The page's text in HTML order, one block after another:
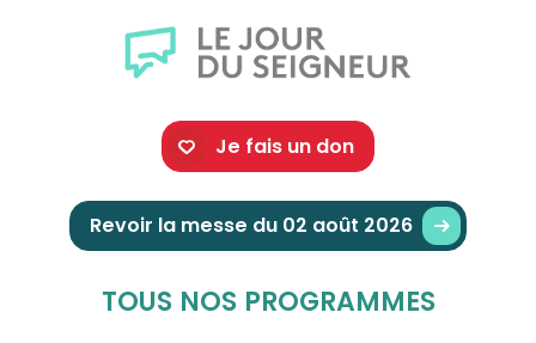
Je fais un don
Revoir la messe du 02 août 2026
TOUS NOS PROGRAMMES